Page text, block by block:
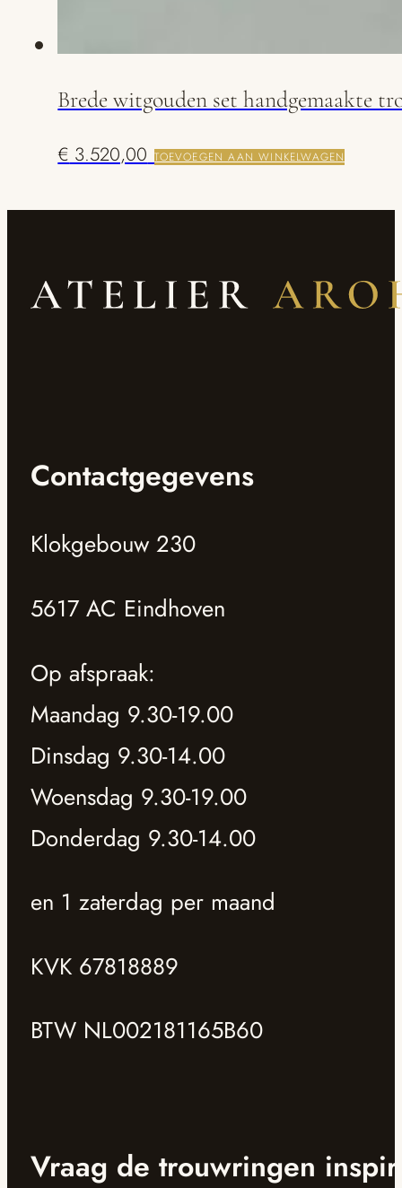
Brede witgouden set handgemaakte
€ 3.520,00 TOEVOEGEN AAN WINKELWAGEN
Contactgegevens
Klokgebouw 230
5617 AC Eindhoven
Op afspraak:
Maandag 9.30-19.00
Dinsdag 9.30-14.00
Woensdag 9.30-19.00
Donderdag 9.30-14.00
en 1 zaterdag per maand
KVK 67818889
BTW NL002181165B60
Vraag de trouwringen